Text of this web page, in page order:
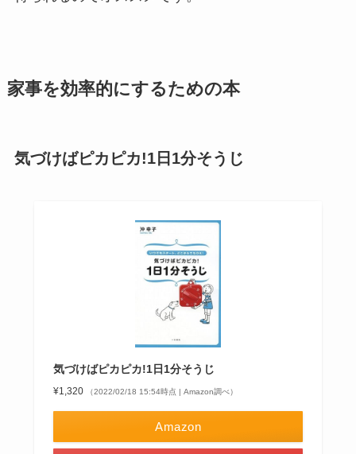
家事を効率的にするための本
気づけばピカピカ!1日1分そうじ
気づけばピカピカ!1日1分そうじ
¥1,320 （2022/02/18 15:54時点 | Amazon調べ）
Amazon